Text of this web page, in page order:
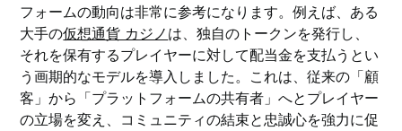
フォームの動向は非常に参考になります。例えば、ある
大手の仮想通貨 カジノ は、独自のトークンを発行し、
それを保有するプレイヤーに対して配当金を支払うとい
う画期的なモデルを導入しました。これは、従来の「顧
客」から「プラットフォームの共有者」へとプレイヤー
の立場を変え、コミュニティの結束と忠誠心を強力に促